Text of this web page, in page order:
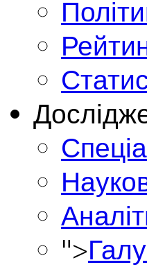
">